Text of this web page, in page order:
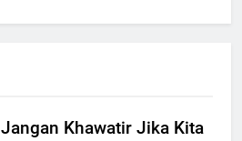
Jangan Khawatir Jika Kita